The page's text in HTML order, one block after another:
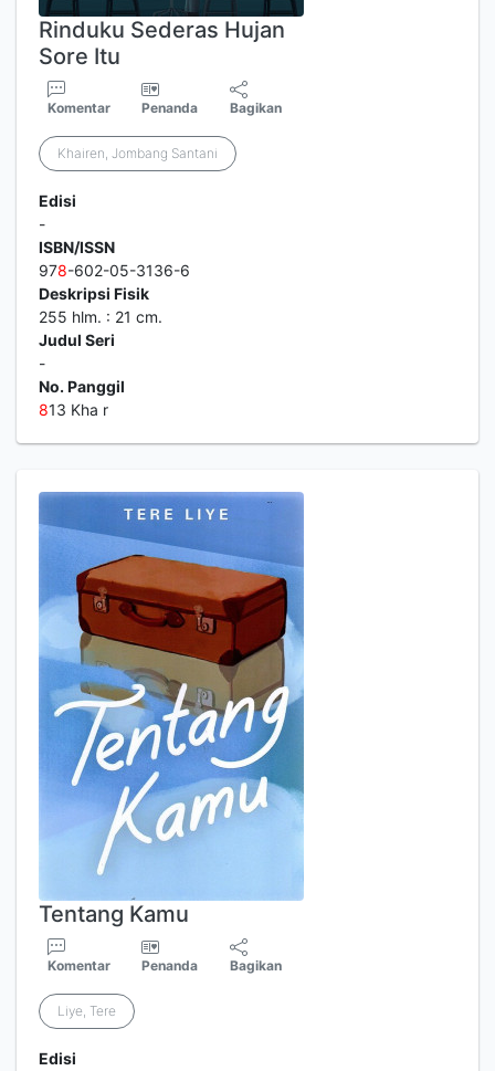
Rinduku Sederas Hujan
Sore Itu
Komentar Penanda Bagikan
Khairen, Jombang Santani
Edisi
-
ISBN/ISSN
978-602-05-3136-6
Deskripsi Fisik
255 hlm. : 21 cm.
Judul Seri
-
No. Panggil
813 Kha r
Tentang Kamu
Komentar Penanda Bagikan
Liye, Tere
Edisi